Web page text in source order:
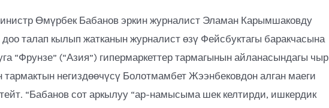
Өмүрбек Бабанов эркин журналист Эламан Карымшаковду
талап кылып жатканын журналист өзү Фейсбуктагы баракчасына
“Фрунзе” (“Азия”) гипермаркеттер тармагынын айланасындагы чыр
тармактын негиздөөчүсү Болотмамбет Жээнбековдон алган маеги
“Бабанов сот аркылуу “ар-намысыма шек келтирди, ишкердик